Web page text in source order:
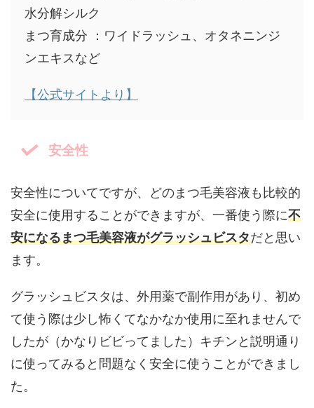
水分解シルク
まつ育成分 ：ワイドラッシュ、オタネニンジ
ンエキスなど
【公式サイトより】
安全性
安全性についてですが、どのまつ毛美容液も比較的
安全に使用することができますが、一番使う際に不
安になるまつ毛美容液がグラッシュビスタだと思い
ます。
グラッシュビスタは、外用薬で副作用があり、初め
て使う際は少し怖くてなかなか使用に至れませんで
したが（かなりビビってました）キチンと説明通り
に使ってみると問題なく安全に使うことができまし
た。